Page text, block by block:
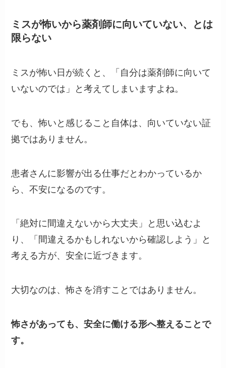
ミスが怖いから薬剤師に向いていない、とは
限らない
ミスが怖い日が続くと、「自分は薬剤師に向いて
いないのでは」と考えてしまいますよね。
でも、怖いと感じること自体は、向いていない証
拠ではありません。
患者さんに影響が出る仕事だとわかっているか
ら、不安になるのです。
「絶対に間違えないから大丈夫」と思い込むよ
り、「間違えるかもしれないから確認しよう」と
考える方が、安全に近づきます。
大切なのは、怖さを消すことではありません。
怖さがあっても、安全に働ける形へ整えることで
す。